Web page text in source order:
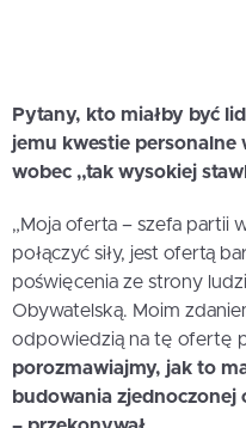
Pytany, kto miałby być
jemu kwestie personalne
wobec „tak wysokiej
„Moja oferta – szefa partii
połączyć siły, jest ofertą
poświęcenia ze strony
Obywatelską. Moim
odpowiedzią na tę ofertę
porozmawiajmy, jak to
budowania zjednoczonej